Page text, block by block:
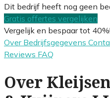
Dit bedrijf heeft nog geen
Gratis offertes vergelijken
Vergelijk en bespaar tot 40%!
Over Bedrijfsgegevens
Reviews FAQ
Over